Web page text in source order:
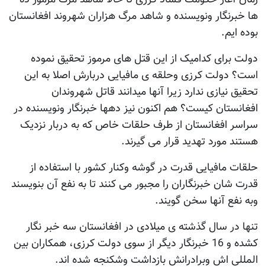
ها خبرنگار ونویسنده و شاهد مرگ هزاران شهروند افغانستان
بوده ایم.
دولت برای کدامیک از این قتل های مرموز تحقیق نموده
است؟ دولت کرزی وحلقه ی مافیایی دربارش اصلا به این
تحقیق نیازی ندارد زیرا آنها میدانند قاتل شهروندان
افغانستان کیست؟ هم اکنون نیز دهها خبرنگار ونویسنده در
سراسر افغانستان از طرف حلقات خاص که به دربار نزدیک
هستند مورد تهدید قرار می گیرند.
حلقات مافیایی قدرت در گوشه وکنار کشور با استفاده از
قدرت شان خبرنگاران را مجبور می کنند تا به نفع آن بنویسند
وبه نفع آنها سخن گویند.
تنها در سال گذشته ی میلادی در افغانستان سه خبر نگار
کشده و 16 خبرنگار دیگر از سوی دولت کرزی، همکاران بین
المللی اش وبرادرانش بازداشت وشکنجه شده اند.